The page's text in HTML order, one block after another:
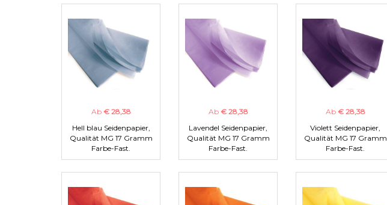
Ab € 28,38
Hell blau Seidenpapier,
Qualität MG 17 Gramm
Farbe-Fast.
Ab € 28,38
Lavendel Seidenpapier,
Qualität MG 17 Gramm
Farbe-Fast.
Ab € 28,38
Violett Seidenpapier,
Qualität MG 17 Gramm
Farbe-Fast.